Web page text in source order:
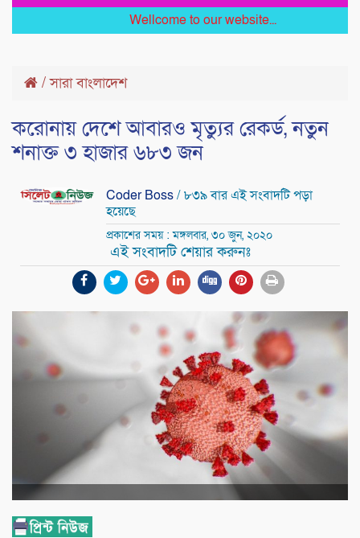
Wellcome to our website...
/সারা বাংলাদেশ
করোনায় দেশে আবারও মৃত্যুর রেকর্ড, নতুন
শনাক্ত ৩ হাজার ৬৮৩ জন
Coder Boss/ ৮৩৯ বার এই সংবাদটি পড়া
হয়েছে
প্রকাশের সময় : মঙ্গলবার, ৩০ জুন, ২০২০
এই সংবাদটি শেয়ার করুনঃ